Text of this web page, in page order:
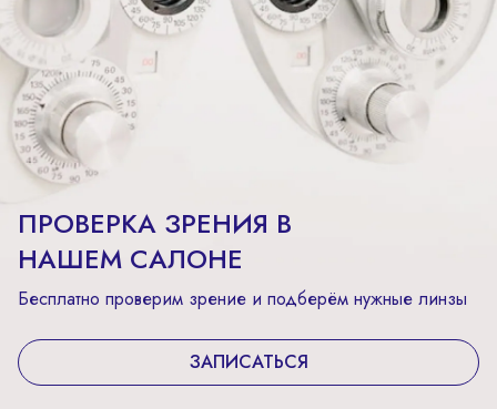
ПРОВЕРКА ЗРЕНИЯ В
НАШЕМ САЛОНЕ
Бесплатно проверим зрение и подберём нужные линзы
ЗАПИСАТЬСЯ